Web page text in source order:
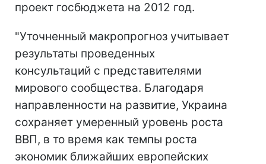
проект госбюджета на 2012 год.
"Уточненный макропрогноз учитывает
результаты проведенных
консультаций с представителями
мирового сообщества. Благодаря
направленности на развитие, Украина
сохраняет умеренный уровень роста
ВВП, в то время как темпы роста
экономик ближайших европейских